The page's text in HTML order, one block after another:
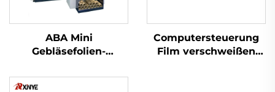
ABA Mini
Gebläsefolien-
Computersteuerung
Film verschweißen